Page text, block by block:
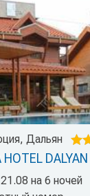
Дальян
HOTEL DALYAN
на 6 ночей